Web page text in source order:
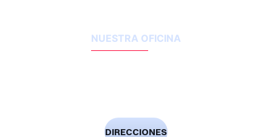
NUESTRA OFICINA
DIRECCIONES